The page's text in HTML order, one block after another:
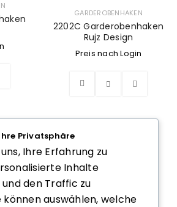
GARDEROBENHAKEN
2202C Garderobenhaken
Rujz Design
Preis nach Login
Privatsphäre
Ihre Erfahrung zu
Inhalte
den Traffic zu
können auswählen, welche